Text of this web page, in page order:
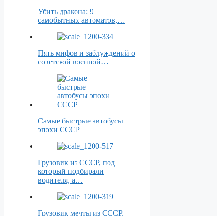
Убить дракона: 9
самобытных автоматов,…
Пять мифов и заблуждений о
советской военной…
Самые быстрые автобусы
эпохи СССР
Грузовик из СССР, под
который подбирали
водителя, а…
Грузовик мечты из СССР,